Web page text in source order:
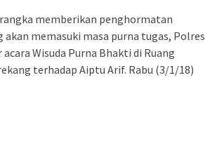
rangka memberikan penghormatan
akan memasuki masa purna tugas, Polres
Wisuda Purna Bhakti di Ruang
terhadap Aiptu Arif. Rabu (3/1/18)